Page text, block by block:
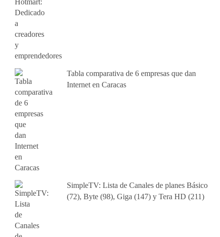
Tabla comparativa de 6 empresas que dan
Internet en Caracas
SimpleTV: Lista de Canales de planes Básico
(72), Byte (98), Giga (147) y Tera HD (211)